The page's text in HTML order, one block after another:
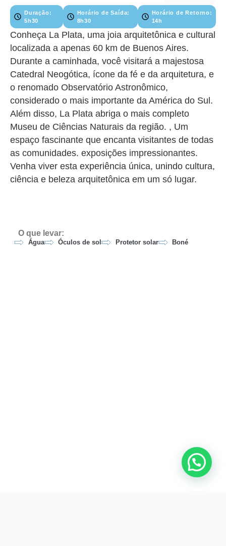
Duração:
5h30
Horário de Saída:
8h30
Horário de Retorno:
14h
Conheça La Plata, uma joia arquitetônica e cultural
localizada a apenas 60 km de Buenos Aires.
Durante a caminhada, você visitará a majestosa
Catedral Neogótica, ícone da fé e da arquitetura, e
o renomado Observatório Astronômico,
considerado o mais importante da América do Sul.
Além disso, La Plata abriga o mais completo
Museu de Ciências Naturais da região. , Um
espaço fascinante que encanta visitantes de todas
as comunidades. exposições impressionantes.
Venha viver esta experiência única, unindo cultura,
ciência e beleza arquitetônica em um só lugar.
O que levar:
Água Óculos de sol Protetor solar Boné